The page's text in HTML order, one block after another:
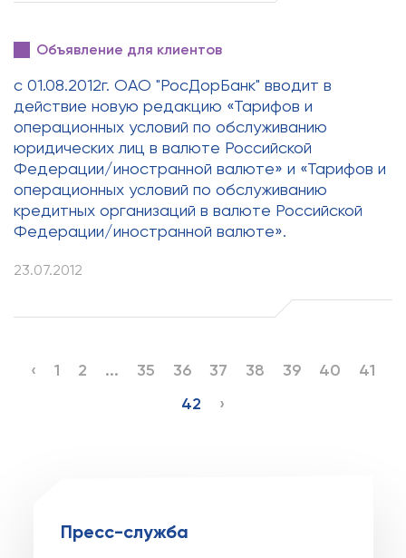
Объявление для клиентов
с 01.08.2012г. ОАО "РосДорБанк" вводит в
действие новую редакцию «Тарифов и
операционных условий по обслуживанию
юридических лиц в валюте Российской
Федерации/иностранной валюте» и «Тарифов и
операционных условий по обслуживанию
кредитных организаций в валюте Российской
Федерации/иностранной валюте».
23.07.2012
‹ 1 2 ... 35 36 37 38 39 40
41
42
›
Пресс-служба